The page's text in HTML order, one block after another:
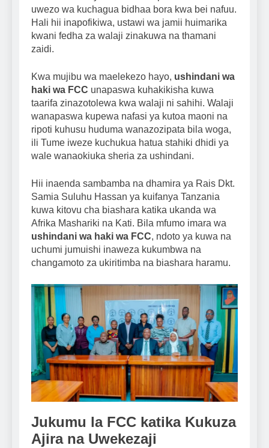
uwezo wa kuchagua bidhaa bora kwa bei nafuu.
Hali hii inapofikiwa, ustawi wa jamii huimarika
kwani fedha za walaji zinakuwa na thamani
zaidi.
Kwa mujibu wa maelekezo hayo, ushindani wa
haki wa FCC unapaswa kuhakikisha kuwa
taarifa zinazotolewa kwa walaji ni sahihi. Walaji
wanapaswa kupewa nafasi ya kutoa maoni na
ripoti kuhusu huduma wanazozipata bila woga,
ili Tume iweze kuchukua hatua stahiki dhidi ya
wale wanaokiuka sheria za ushindani.
Hii inaenda sambamba na dhamira ya Rais Dkt.
Samia Suluhu Hassan ya kuifanya Tanzania
kuwa kitovu cha biashara katika ukanda wa
Afrika Mashariki na Kati. Bila mfumo imara wa
ushindani wa haki wa FCC, ndoto ya kuwa na
uchumi jumuishi inaweza kukumbwa na
changamoto za ukiritimba na biashara haramu.
Jukumu la FCC katika Kukuza
Ajira na Uwekezaji